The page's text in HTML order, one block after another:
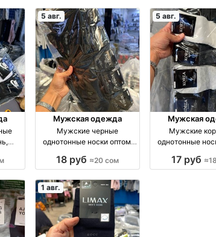
5 авг.
Мужская одежда
Мужские черные
однотонные носки оптом,
производство Россия
18 руб ≈20 сом
5 авг.
Мужская
Мужские
однотонные
производство
17 руб
1 авг.